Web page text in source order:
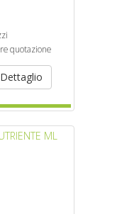
quotazione
Dettaglio